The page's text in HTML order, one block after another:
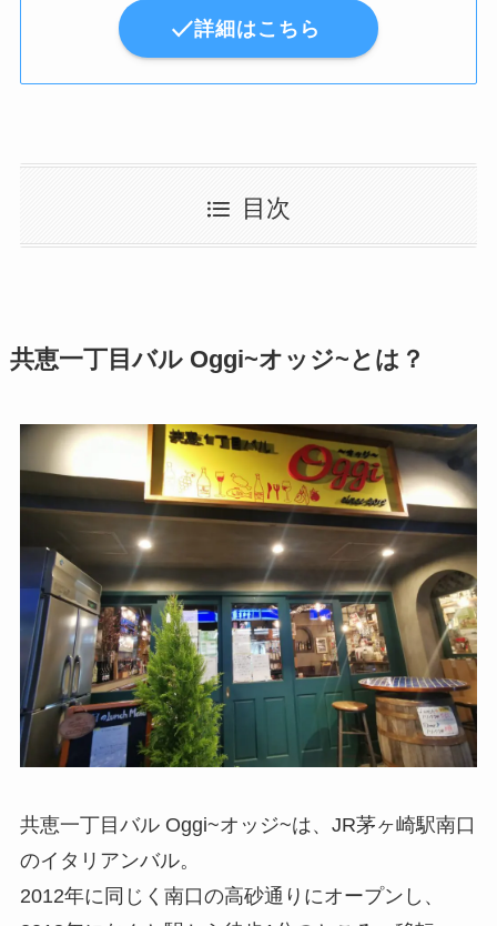
詳細はこちら
目次
共恵一丁目バル Oggi~オッジ~とは？
共恵一丁目バル Oggi~オッジ~は、JR茅ヶ崎駅南口
のイタリアンバル。
2012年に同じく南口の高砂通りにオープンし、